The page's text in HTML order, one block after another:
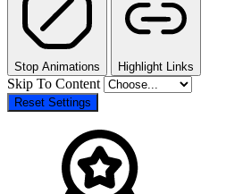
Stop Animations Highlight Links
Skip To Content
Reset Settings